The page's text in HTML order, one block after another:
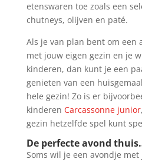
etenswaren toe zoals een
chutneys, olijven en paté.
Als je van plan bent om een
met jouw eigen gezin en je
kinderen, dan kunt je een
genieten van een
hele gezin! Zo is er
kinderen Carcassonne junior
gezin hetzelfde spel kunt
De perfecte avond
Soms wil je een avondje